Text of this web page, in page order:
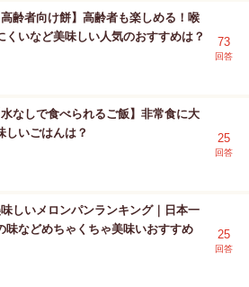
高齢者向け餅】高齢者も楽しめる！喉
くいなど美味しい人気のおすすめは？
73
回答
水なしで食べられるご飯】非常食に大
しいごはんは？
25
回答
しいメロンパンランキング｜日本一
味などめちゃくちゃ美味いおすすめ
25
回答